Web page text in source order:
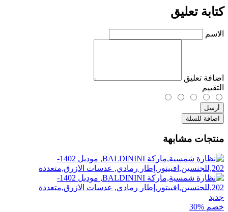
كتابة تعليق
الاسم
اضافة تعليق
التقييم
أرسل
اضافة للسلة
منتجات مشابهة
جديد
خصم %30